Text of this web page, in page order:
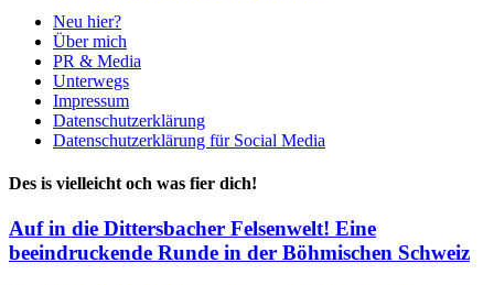
Neu hier?
Über mich
PR & Media
Unterwegs
Impressum
Datenschutzerklärung
Datenschutzerklärung für Social Media
Des is vielleicht och was fier dich!
Auf in die Dittersbacher Felsenwelt! Eine
beeindruckende Runde in der Böhmischen Schweiz